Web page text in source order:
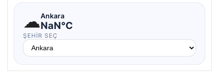
☁Ankara
NaN°C
ŞEHIR SEÇ